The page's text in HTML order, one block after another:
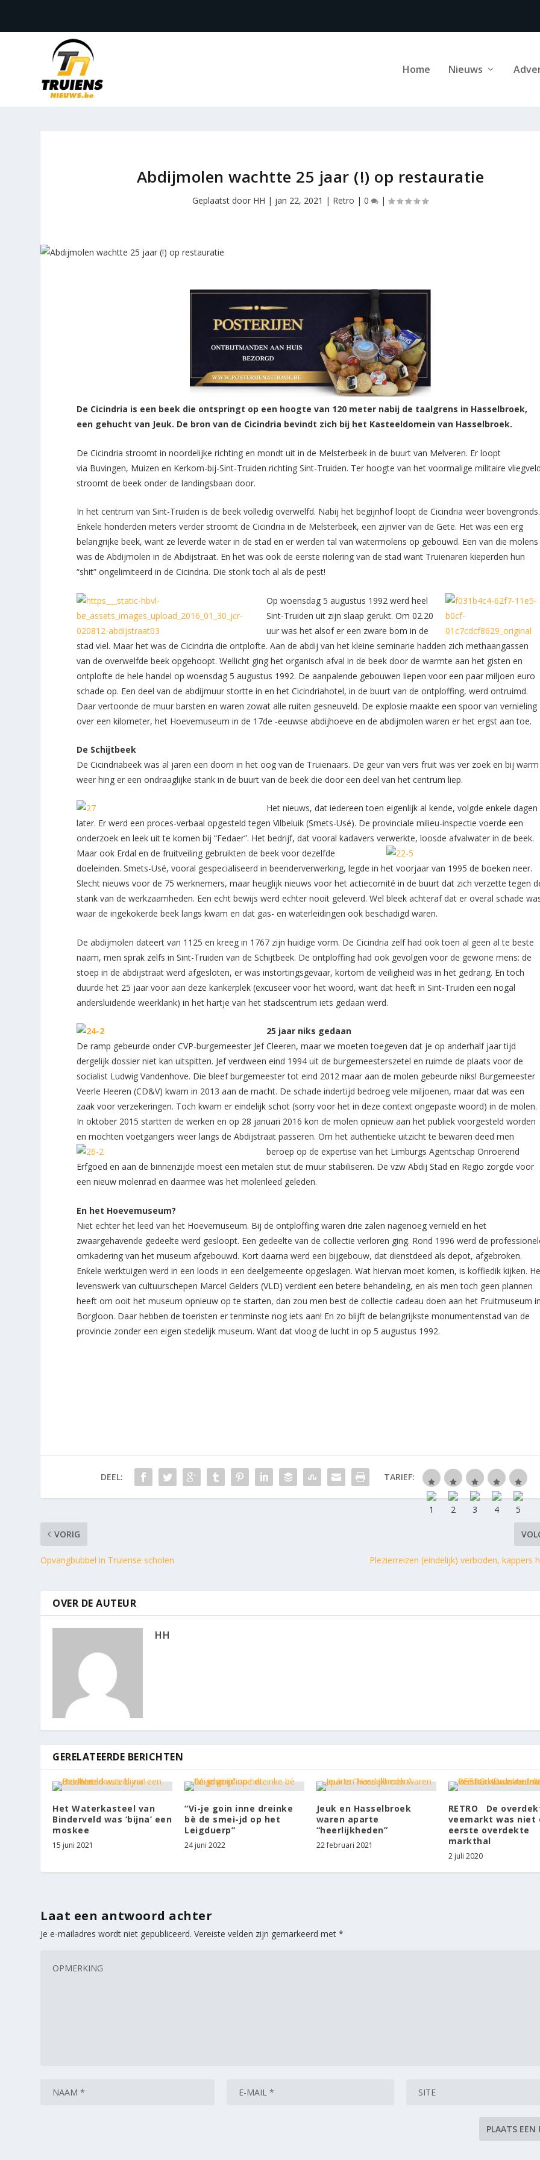
Home Nieuws
Abdijmolen wachtte 25 jaar (!) op restauratie
Geplaatst door HH | jan 22, 2021 | Retro |0 |
De Cicindria is een beek die ontspringt op een hoogte van 120 meter nabij de taalgrens in Hasselbroek,
een gehucht van Jeuk. De bron van de Cicindria bevindt zich bij het Kasteeldomein van Hasselbroek.
De Cicindria stroomt in noordelijke richting en mondt uit in de Melsterbeek in de buurt van Melveren. Er loopt
via Buvingen, Muizen en Kerkom-bij-Sint-Truiden richting Sint-Truiden. Ter hoogte van het voormalige militaire
stroomt de beek onder de landingsbaan door.
In het centrum van Sint-Truiden is de beek volledig overwelfd. Nabij het begijnhof loopt de Cicindria weer bovengronds.
Enkele honderden meters verder stroomt de Cicindria in de Melsterbeek, een zijrivier van de Gete. Het was een erg
belangrijke beek, want ze leverde water in de stad en er werden tal van watermolens op gebouwd. Een van die molens
was de Abdijmolen in de Abdijstraat. En het was ook de eerste riolering van de stad want Truienaren kieperden hun
“shit” ongelimiteerd in de Cicindria. Die stonk toch al als de pest!
Op woensdag 5 augustus 1992 werd heel
Sint-Truiden uit zijn slaap gerukt. Om 02.20
uur was het alsof er een zware bom in de
stad viel. Maar het was de Cicindria die ontplofte. Aan de abdij van het kleine seminarie hadden zich methaangassen
van de overwelfde beek opgehoopt. Wellicht ging het organisch afval in de beek door de warmte aan het gisten en
ontplofte de hele handel op woensdag 5 augustus 1992. De aanpalende gebouwen liepen voor een paar miljoen euro
schade op. Een deel van de abdijmuur stortte in en het Cicindriahotel, in de buurt van de ontploffing, werd ontruimd.
Daar vertoonde de muur barsten en waren zowat alle ruiten gesneuveld. De explosie maakte een spoor van vernieling
over een kilometer, het Hoevemuseum in de 17de -eeuwse abdijhoeve en de abdijmolen waren er het ergst aan toe.
De Schijtbeek
De Cicindriabeek was al jaren een doorn in het oog van de Truienaars. De geur van vers fruit was ver zoek en bij warm
weer hing er een ondraaglijke stank in de buurt van de beek die door een deel van het centrum liep.
Het nieuws, dat iedereen toen eigenlijk al kende, volgde enkele dagen
later. Er werd een proces-verbaal opgesteld tegen Vilbeluik (Smets-Usé). De provinciale milieu-inspectie voerde een
onderzoek en leek uit te komen bij “Fedaer”. Het bedrijf, dat vooral kadavers verwerkte, loosdeafvalwater in de beek.
Maar ook Erdal en de fruitveiling gebruikten de beek voor dezelfde
doeleinden. Smets-Usé, vooral gespecialiseerd in beenderverwerking, legde in het voorjaar van 1995 de boeken neer.
Slecht nieuws voor de 75 werknemers, maar heuglijk nieuws voor het actiecomité in de buurt dat zich verzette tegen
stank van de werkzaamheden. Een echt bewijs werd echter nooit geleverd. Wel bleek achteraf dat er overal schade
waar de ingekokerde beek langs kwam en dat gas- en waterleidingen ook beschadigd waren.
De abdijmolen dateert van 1125 en kreeg in 1767 zijn huidige vorm. De Cicindria zelf had ook toen al geen al te beste
naam, men sprak zelfs in Sint-Truiden van de Schijtbeek. De ontploffing had ook gevolgen voor de gewone mens: de
stoep in de abdijstraat werd afgesloten, er was instortingsgevaar, kortom de veiligheid was in het gedrang. En toch
duurde het 25 jaar voor aan deze kankerplek (excuseer voor het woord, want dat heeft in Sint-Truiden een nogal
andersluidende weerklank) in het hartje van het stadscentrum iets gedaan werd.
25 jaar niks gedaan
De ramp gebeurde onder CVP-burgemeester Jef Cleeren, maar we moeten toegeven dat je op anderhalf jaar tijd
dergelijk dossier niet kan uitspitten. Jef verdween eind 1994 uit de burgemeesterszetel en ruimde de plaats voor de
socialist Ludwig Vandenhove. Die bleef burgemeester tot eind 2012 maar aan de molen gebeurde niks! Burgemeester
Veerle Heeren (CD&V) kwam in 2013 aan de macht. De schade indertijd bedroeg vele miljoenen, maar dat was een
zaak voor verzekeringen. Toch kwam er eindelijk schot (sorry voor het in deze context ongepaste woord) in de molen.
In oktober 2015 startten de werken en op 28 januari 2016 kon de molen opnieuw aan het publiek voorgesteld worden
en mochten voetgangers weer langs de Abdijstraat passeren. Om het authentieke uitzicht te bewaren deed men
beroep op de expertisevan het Limburgs Agentschap Onroerend
Erfgoed en aan de binnenzijde moest een metalen stut de muur stabiliseren. De vzw Abdij Stad en Regio zorgde voor
een nieuw molenrad en daarmee was het molenleed geleden.
En het Hoevemuseum?
Niet echter het leed van het Hoevemuseum. Bij de ontploffing waren drie zalen nagenoeg vernield en het
zwaargehavende gedeelte werd gesloopt. Een gedeelte van de collectie verloren ging. Rond 1996 werd de
omkadering van het museum afgebouwd. Kort daarna werd een bijgebouw, dat dienstdeed als depot, afgebroken.
Enkele werktuigen werd in een loods in een deelgemeente opgeslagen. Wat hiervan moet komen, is koffiedik kijken.
levenswerk van cultuurschepen Marcel Gelders (VLD) verdient een betere behandeling, en als men toch geen plannen
heeft om ooit het museum opnieuw op te starten, dan zou men best de collectie cadeau doen aan het Fruitmuseum
Borgloon. Daar hebben de toeristen er tenminste nog iets aan! En zo blijft de belangrijkste monumentenstad van de
provincie zonder een eigen stedelijk museum. Want dat vloog de lucht in op 5 augustus 1992.
DEEL: TARIEF:
VORIG
Opvangbubbel in Truiense scholen Plezierreizen (eindelijk) verboden, kappers
OVER DE AUTEUR
HH
GERELATEERDE BERICHTEN
Het Waterkasteel van
Binderveld was ‘bijna’ een
moskee
15 juni 2021
“Vi-je goin inne dreinke
bè de smei-jd op het
Leigduerp”
24 juni 2022
Jeuk en Hasselbroek
waren aparte
“heerlijkheden”
22 februari 2021
RETRO De
veemarkt was niet
eerste overdekte
markthal
2 juli 2020
Laat een antwoord achter
Je e-mailadres wordt niet gepubliceerd. Vereiste velden zijn gemarkeerd met*